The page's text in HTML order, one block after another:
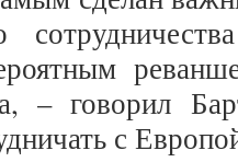
– говорил
с